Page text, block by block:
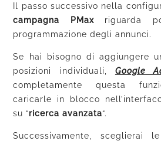
Il passo successivo nella
campagna PMaxriguarda
programmazione degli annunci.
Se hai bisogno di aggiungere
posizioni individuali, Google
completamente questa
caricarle in blocco
su “ricerca avanzata“.
Successivamente, sceglierai